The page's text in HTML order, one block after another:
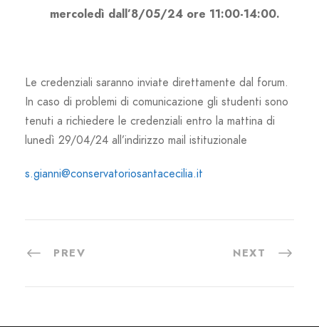
mercoledì dall’8/05/24 ore 11:00-14:00.
Le credenziali saranno inviate direttamente dal forum.
In caso di problemi di comunicazione gli studenti sono
tenuti a richiedere le credenziali entro la mattina di
lunedì 29/04/24 all’indirizzo mail istituzionale
s.gianni@conservatoriosantacecilia.it
PREV NEXT